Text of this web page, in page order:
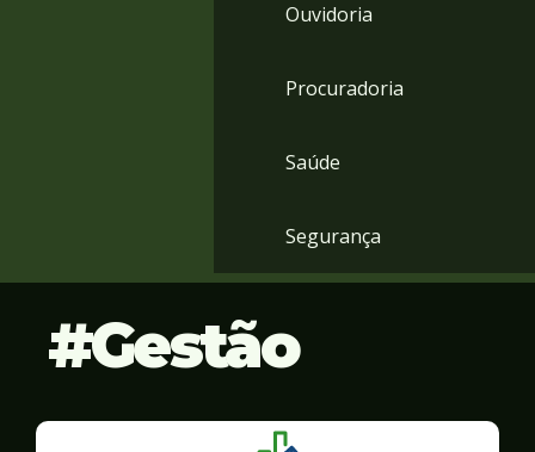
Ouvidoria
Procuradoria
Saúde
Segurança
Gestão